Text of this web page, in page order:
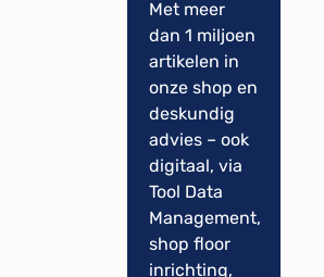
Met meer
dan 1 miljoen
artikelen in
onze shop en
deskundig
advies – ook
digitaal, via
Tool Data
Management,
shop floor
inrichting,